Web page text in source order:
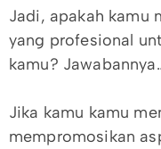
Jadi, apakah kamu
yang profesional
kamu?
Jika kamu kamu
mempromosikan